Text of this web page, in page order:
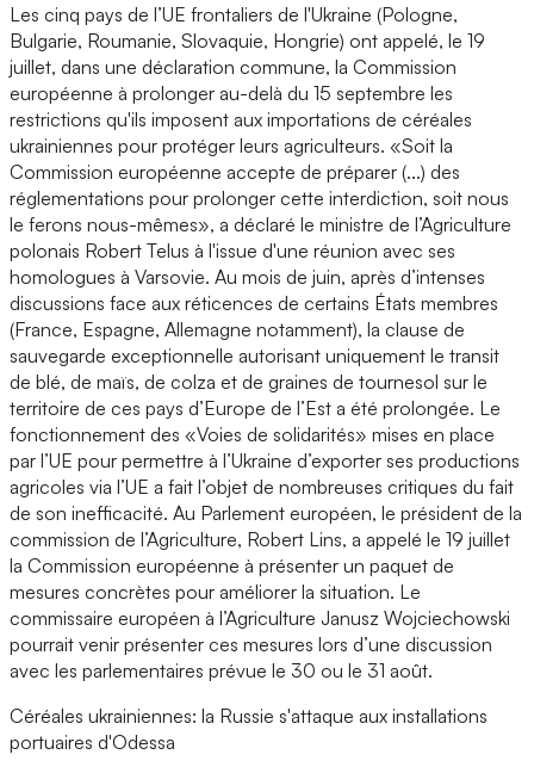
Les cinq pays de l’UE frontaliers de l'Ukraine (Pologne,
Bulgarie, Roumanie, Slovaquie, Hongrie) ont appelé, le 19
juillet, dans une déclaration commune, la Commission
européenne à prolonger au-delà du 15 septembre les
restrictions qu'ils imposent aux importations de céréales
ukrainiennes pour protéger leurs agriculteurs. «Soit la
Commission européenne accepte de préparer (...) des
réglementations pour prolonger cette interdiction, soit nous
le ferons nous-mêmes», a déclaré le ministre de l’Agriculture
polonais Robert Telus à l'issue d'une réunion avec ses
homologues à Varsovie. Au mois de juin, après d’intenses
discussions face aux réticences de certains États membres
(France, Espagne, Allemagne notamment), la clause de
sauvegarde exceptionnelle autorisant uniquement le transit
de blé, de maïs, de colza et de graines de tournesol sur le
territoire de ces pays d’Europe de l’Est a été prolongée. Le
fonctionnement des «Voies de solidarités» mises en place
par l’UE pour permettre à l’Ukraine d’exporter ses productions
agricoles via l’UE a fait l’objet de nombreuses critiques du fait
de son inefficacité. Au Parlement européen, le président de la
commission de l’Agriculture, Robert Lins, a appelé le 19 juillet
la Commission européenne à présenter un paquet de
mesures concrètes pour améliorer la situation. Le
commissaire européen à l’Agriculture Janusz Wojciechowski
pourrait venir présenter ces mesures lors d’une discussion
avec les parlementaires prévue le 30 ou le 31 août.
Céréales ukrainiennes: la Russie s'attaque aux installations
portuaires d'Odessa